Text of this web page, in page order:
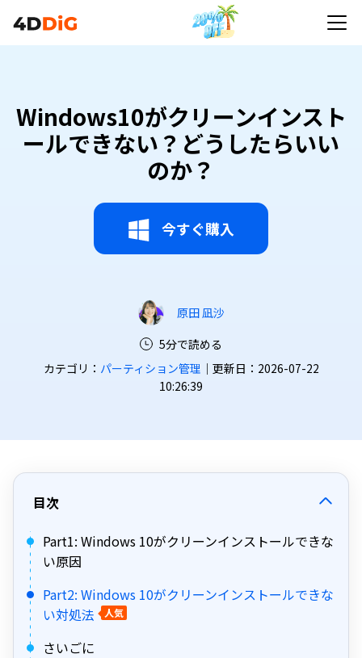
Windows10がクリーンインスト
ールできない？どうしたらいい
のか？
今すぐ購入
原田 凪沙
5分で読める
カテゴリ： パーティション管理 ｜更新日：2026-07-22
10:26:39
目次
Part1: Windows 10がクリーンインストールできな
い原因
Part2: Windows 10がクリーンインストールできな
い対処法
人気
さいごに